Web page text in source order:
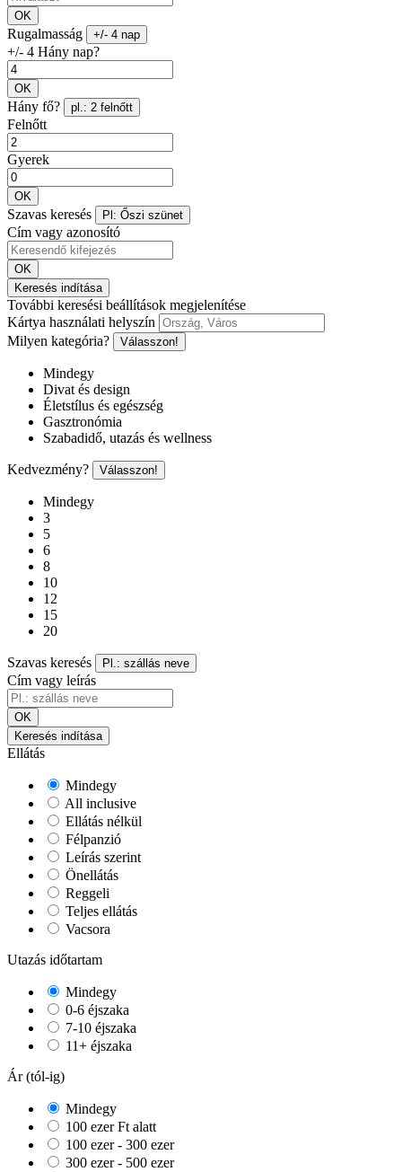
OK
Rugalmasság +/- 4 nap
+/- 4 Hány nap?
OK
Hány fő? pl.: 2 felnőtt
Felnőtt
Gyerek
OK
Szavas keresés Pl: Őszi szünet
Cím vagy azonosító
OK
Keresés indítása
További keresési beállítások megjelenítése
Kártya használati helyszín
Milyen kategória?
Válasszon!
Mindegy
Divat és design
Életstílus és egészség
Gasztronómia
Szabadidő, utazás és wellness
Kedvezmény? Válasszon!
Mindegy
3
5
6
8
10
12
15
20
Szavas keresés Pl.: szállás neve
Cím vagy leírás
OK
Keresés indítása
Ellátás
Mindegy
All inclusive
Ellátás nélkül
Félpanzió
Leírás szerint
Önellátás
Reggeli
Teljes ellátás
Vacsora
Utazás időtartam
Mindegy
0-6 éjszaka
7-10 éjszaka
11+ éjszaka
Ár (tól-ig)
Mindegy
100 ezer Ft alatt
100 ezer - 300 ezer
300 ezer - 500 ezer